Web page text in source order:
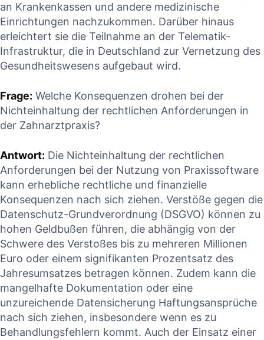
an Krankenkassen und ‍andere‌ medizinische ​
Einrichtungen nachzukommen. Darüber hinaus
erleichtert sie die Teilnahme an der Telematik-
Infrastruktur, die in ⁤Deutschland zur Vernetzung des
Gesundheitswesens ‍aufgebaut wird.
Frage: Welche⁣ Konsequenzen drohen ​bei der
Nichteinhaltung der ⁤rechtlichen Anforderungen in
der Zahnarztpraxis?
Antwort: Die​ Nichteinhaltung der rechtlichen
Anforderungen ‍bei der Nutzung von Praxissoftware
kann erhebliche rechtliche und finanzielle
Konsequenzen⁣ nach ‍sich ziehen. ‌Verstöße gegen die
Datenschutz-Grundverordnung ​(DSGVO) können zu
hohen‌ Geldbußen führen, die abhängig von der
Schwere des Verstoßes ‍bis zu⁤ mehreren‍ Millionen
Euro‍ oder einem⁣ signifikanten Prozentsatz des
Jahresumsatzes betragen ​können. ‌Zudem kann die
mangelhafte Dokumentation oder eine
unzureichende Datensicherung Haftungsansprüche
nach sich ziehen, ⁣insbesondere‌ wenn ⁢es zu
Behandlungsfehlern kommt. ‍Auch der‌ Einsatz einer